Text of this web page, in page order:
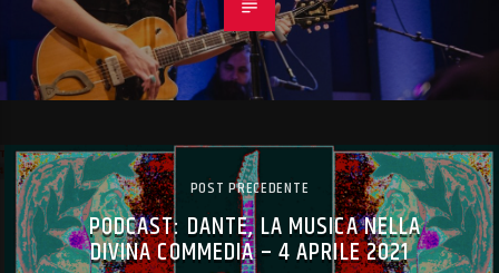
POST PRECEDENTE
PODCAST: DANTE, LA MUSICA NELLA
DIVINA COMMEDIA – 4 APRILE 2021